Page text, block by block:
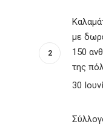
με
150
της
30